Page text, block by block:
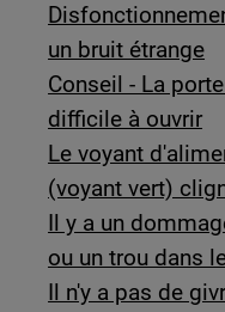
un bruit étrange
Conseil - La
difficile à ouvrir
Le voyant
(voyant vert)
Il y a un
ou un trou dans
Il n'y a pas de